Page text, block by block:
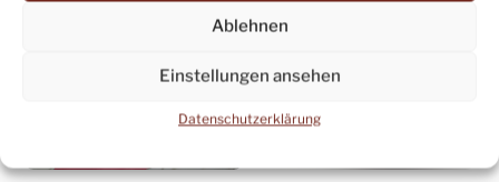
Ablehnen
Einstellungen ansehen
Datenschutzerklärung